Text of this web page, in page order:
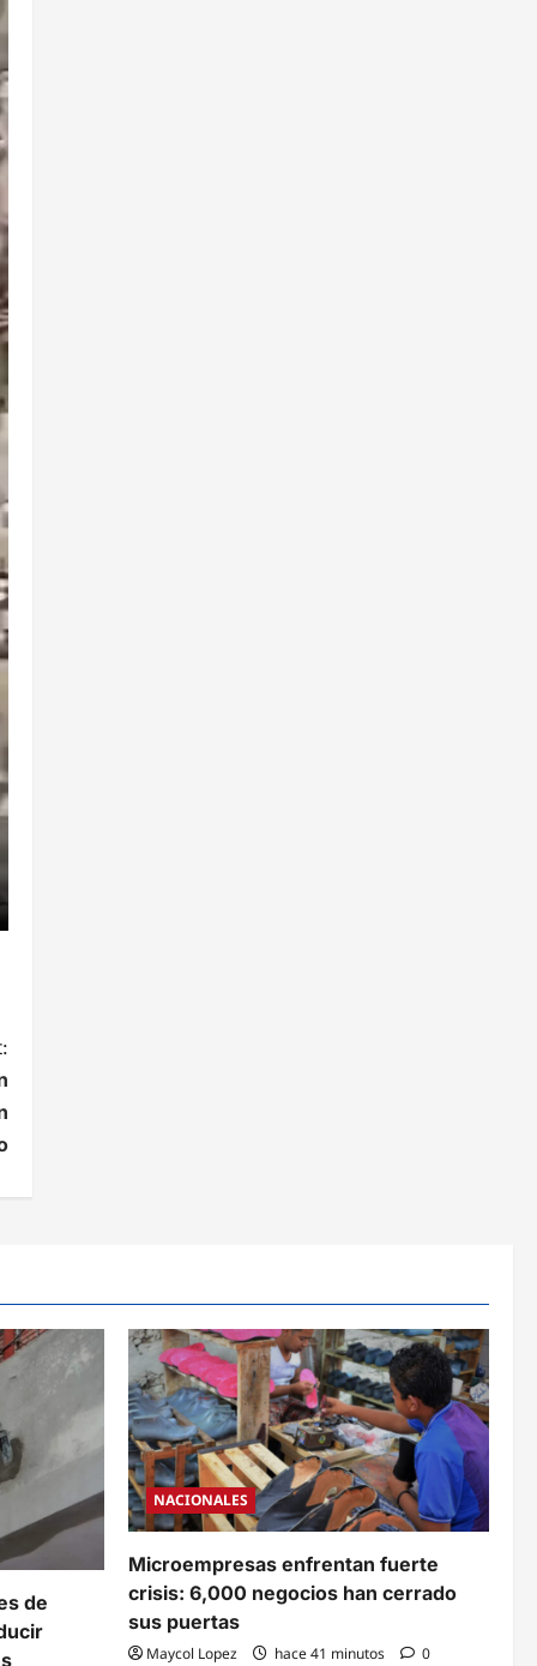
de
NACIONALES
Microempresas enfrentan fuerte
crisis: 6,000 negocios han cerrado
sus puertas
Maycol Lopez hace 41 minutos 0